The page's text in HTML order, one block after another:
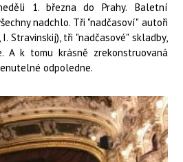
1. března do Prahy. Baletní
nadchlo. Tři "nadčasoví" autoři
I. Stravinskij), tři "nadčasové" skladby,
A k tomu krásně zrekonstruovaná
odpoledne.